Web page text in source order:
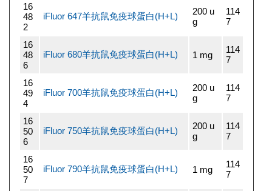
16
48
2
iFluor 647羊抗鼠免疫球蛋白(H+L)
200 u
g
114
7
16
48
6
iFluor 680羊抗鼠免疫球蛋白(H+L) 1 mg
114
7
16
49
4
iFluor 700羊抗鼠免疫球蛋白(H+L)
200 u
g
114
7
16
50
6
iFluor 750羊抗鼠免疫球蛋白(H+L)
200 u
g
114
7
16
50
7
iFluor 790羊抗鼠免疫球蛋白(H+L) 1 mg
114
7